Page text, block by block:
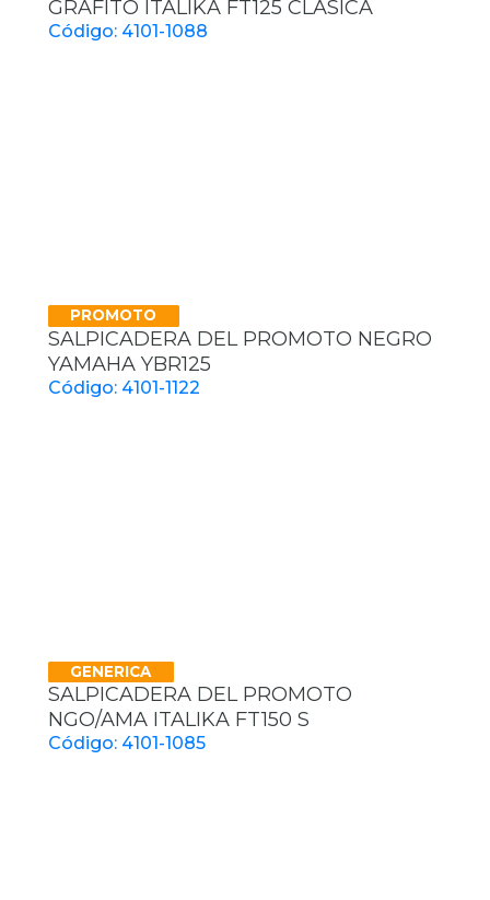
GRAFITO ITALIKA FT125 CLASICA
Código: 4101-1088
PROMOTO
SALPICADERA DEL PROMOTO NEGRO
YAMAHA YBR125
Código: 4101-1122
GENERICA
SALPICADERA DEL PROMOTO
NGO/AMA ITALIKA FT150 S
Código: 4101-1085